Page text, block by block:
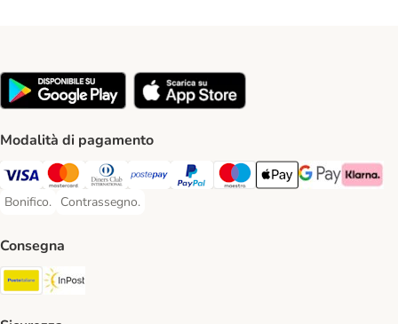
Modalità di pagamento
Visa. Payment Method
Mastercard. Payment Method
Diners Club. Payment Method
Postepay. Payment Method
PayPal. Payment Method
Maestro. Payment Method
Apple pay. Payment
Google Pay
Klarna
Bonifico.
Bonifico. Payment Method
Contrassegno.
Contrassegno. Payment Method
Consegna
Poste Italiane. Shipping Method